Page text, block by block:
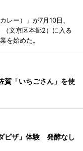
レー）」が7月10日、
文京区本郷2）に入る
を始めた。
賀「いちごさん」を使
ピザ」体験 発酵なし